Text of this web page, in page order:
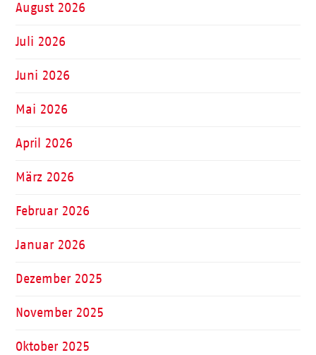
August 2026
Juli 2026
Juni 2026
Mai 2026
April 2026
März 2026
Februar 2026
Januar 2026
Dezember 2025
November 2025
Oktober 2025